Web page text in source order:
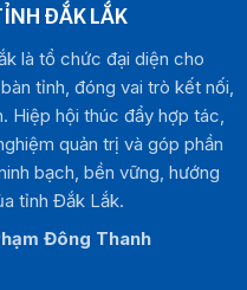
ĐẮK LẮK
là tổ chức đại diện cho
tỉnh, đóng vai trò kết nối,
Hiệp hội thúc đẩy hợp tác,
quản trị và góp phần
bạch, bền vững, hướng
tỉnh Đắk Lắk.
Đông Thanh